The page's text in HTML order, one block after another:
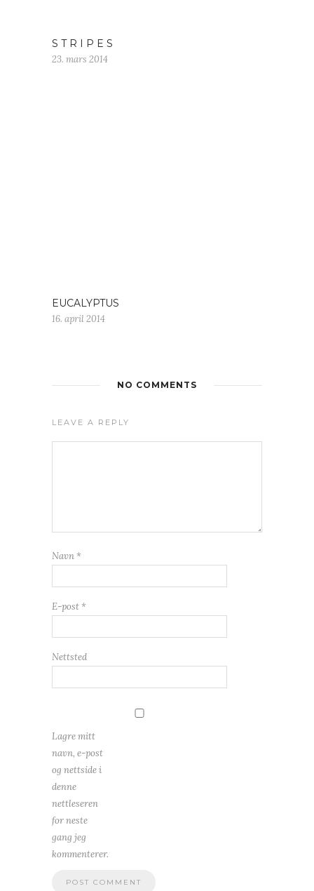
S T R I P E S
23. mars 2014
EUCALYPTUS
16. april 2014
NO COMMENTS
LEAVE A REPLY
Navn *
E-post *
Nettsted
Lagre mitt
navn, e-post
og nettside i
denne
nettleseren
for neste
gang jeg
kommenterer.